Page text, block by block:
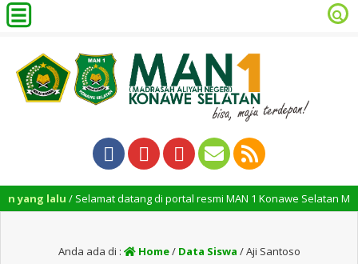
lalu / Selamat datang di portal resmi MAN 1 Konawe Selatan MAN
Anda ada di : Home/ Data Siswa /Aji Santoso